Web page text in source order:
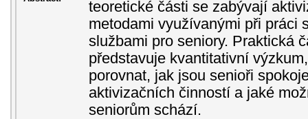
teoretické části se zabývají
metodami využívanými při práci
službami pro seniory. Praktická
představuje kvantitativní
porovnat, jak jsou senioři
aktivizačních činností a jaké
seniorům schází.